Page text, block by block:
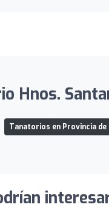
Hnos.
Tanatorios en Provincia de